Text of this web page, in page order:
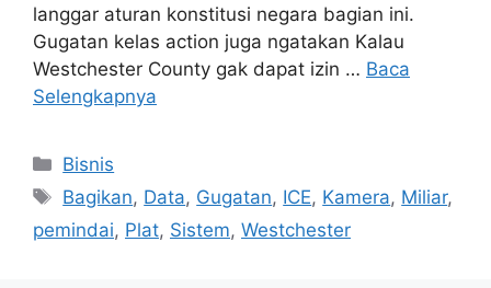
langgar aturan konstitusi negara bagian ini.
Gugatan kelas action juga ngatakan Kalau
Westchester County gak dapat izin … Baca
Selengkapnya
Kategori
Bisnis
Tag
Bagikan, Data, Gugatan, ICE, Kamera, Miliar,
pemindai, Plat, Sistem, Westchester